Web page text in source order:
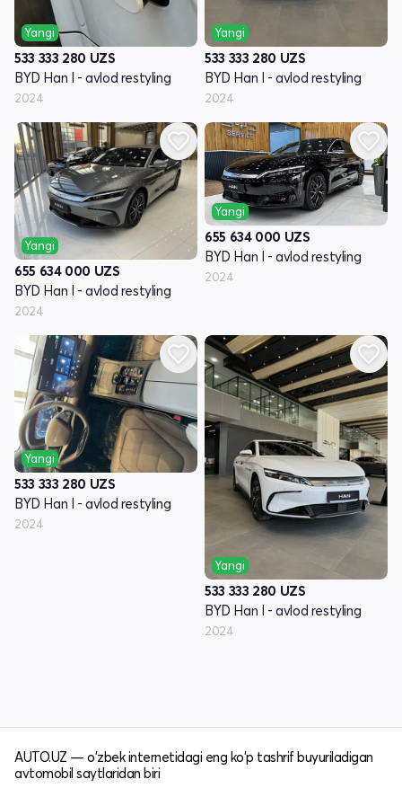
Yangi
533 333 280 UZS
BYD Han I - avlod restyling
2024
Yangi
533 333 280 UZS
BYD Han I - avlod restyling
2024
Yangi
655 634 000 UZS
BYD Han I - avlod restyling
2024
Yangi
655 634 000 UZS
BYD Han I - avlod restyling
2024
Yangi
533 333 280 UZS
BYD Han I - avlod restyling
2024
Yangi
533 333 280 UZS
BYD Han I - avlod restyling
2024
AUTO.UZ — o'zbek internetidagi eng ko'p tashrif buyuriladigan
avtomobil saytlaridan biri